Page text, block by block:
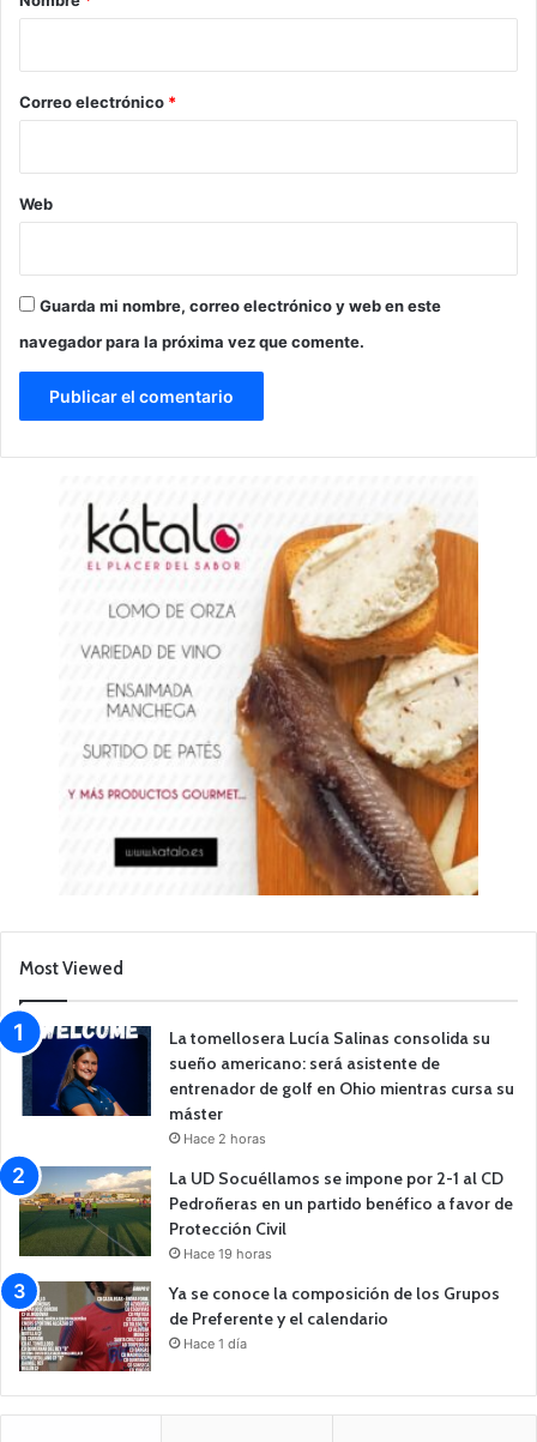
*
Correo electrónico *
Web
Guarda mi nombre, correo electrónico y web en este
navegador para la próxima vez que comente.
Most Viewed
La tomellosera Lucía Salinas consolida su
sueño americano: será asistente de
entrenador de golf en Ohio mientras cursa su
máster
Hace 2 horas
La UD Socuéllamos se impone por 2-1 al CD
Pedroñeras en un partido benéfico a favor de
Protección Civil
Hace 19 horas
Ya se conoce la composición de los Grupos
de Preferente y el calendario
Hace 1 día